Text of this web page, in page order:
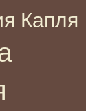
Капля